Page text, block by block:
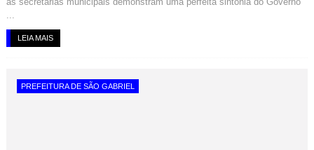
LEIA MAIS
PREFEITURA DE SÃO GABRIEL